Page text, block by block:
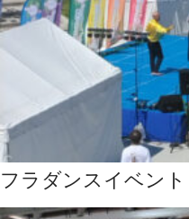
フラダンスイベント